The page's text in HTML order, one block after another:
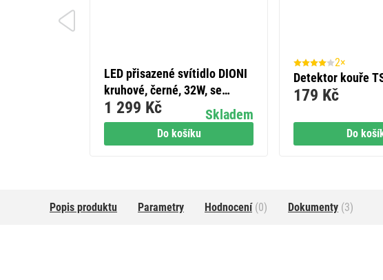
Do košíku
LED přisazené svítidlo DIONI
kruhové, černé, 32W, se
změnou CCT
Skladem
1 299 Kč
Do
2×
Detektor kouře
179 Kč
Popis produktu Parametry Hodnocení(0) Dokumenty (3)